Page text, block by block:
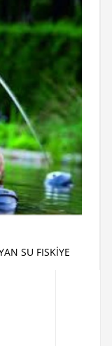
SU FISKİYE